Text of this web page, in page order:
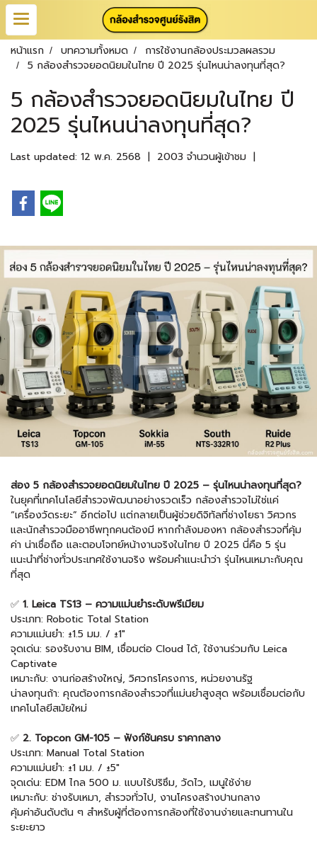
หน้าแรก บทความทั้งหมด
การใช้งานกล้องประมวลผลรวม
5 กล้องสำรวจยอดนิยมในไทย ปี 2025 รุ่นไหนน่าลงทุนที่สุด?
5 กล้องสำรวจยอดนิยมในไทย ปี
2025 รุ่นไหนน่าลงทุนที่สุด?
Last updated: 12 พ.ค. 2568 | 2003 จำนวนผู้เข้าชม |
ส่อง 5 กล้องสำรวจยอดนิยมในไทย ปี 2025 – รุ่นไหนน่าลงทุนที่สุด?
ในยุคที่เทคโนโลยีสำรวจพัฒนาอย่างรวดเร็ว กล้องสำรวจไม่ใช่แค่
“เครื่องวัดระยะ” อีกต่อไป แต่กลายเป็นผู้ช่วยดิจิทัลที่ช่างโยธา วิศวกร
และนักสำรวจมืออาชีพทุกคนต้องมี หากกำลังมองหา กล้องสำรวจที่คุ้ม
ค่า น่าเชื่อถือ และตอบโจทย์หน้างานจริงในไทย ปี 2025 นี่คือ 5 รุ่น
แนะนำที่ช่างทั่วประเทศใช้งานจริง พร้อมคำแนะนำว่า รุ่นไหนเหมาะกับคุณ
ที่สุด
✅ 1. Leica TS13 – ความแม่นยำระดับพรีเมียม
ประเภท: Robotic Total Station
ความแม่นยำ: ±1.5 มม. / ±1"
จุดเด่น: รองรับงาน BIM, เชื่อมต่อ Cloud ได้, ใช้งานร่วมกับ Leica
Captivate
เหมาะกับ: งานก่อสร้างใหญ่, วิศวกรโครงการ, หน่วยงานรัฐ
น่าลงทุนถ้า: คุณต้องการกล้องสำรวจที่แม่นยำสูงสุด พร้อมเชื่อมต่อกับ
เทคโนโลยีสมัยใหม่
✅ 2. Topcon GM-105 – ฟังก์ชันครบ ราคากลาง
ประเภท: Manual Total Station
ความแม่นยำ: ±1 มม. / ±5"
จุดเด่น: EDM ไกล 500 ม. แบบไร้ปริซึม, วัดไว, เมนูใช้ง่าย
เหมาะกับ: ช่างรับเหมา, สำรวจทั่วไป, งานโครงสร้างปานกลาง
คุ้มค่าอันดับต้น ๆ สำหรับผู้ที่ต้องการกล้องที่ใช้งานง่ายและทนทานใน
ระยะยาว